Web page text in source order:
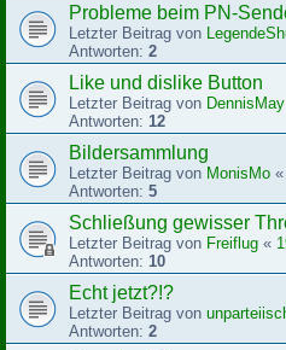
Probleme beim PN-
Letzter Beitrag von
Antworten: 2
Like und dislike Button
Letzter Beitrag von DennisMay
Antworten: 12
Bildersammlung
Letzter Beitrag von MonisMo «
Antworten: 5
Schließung gewisser
Letzter Beitrag von Freiflug «
Antworten: 10
Echt jetzt?!?
Letzter Beitrag von
Antworten: 2